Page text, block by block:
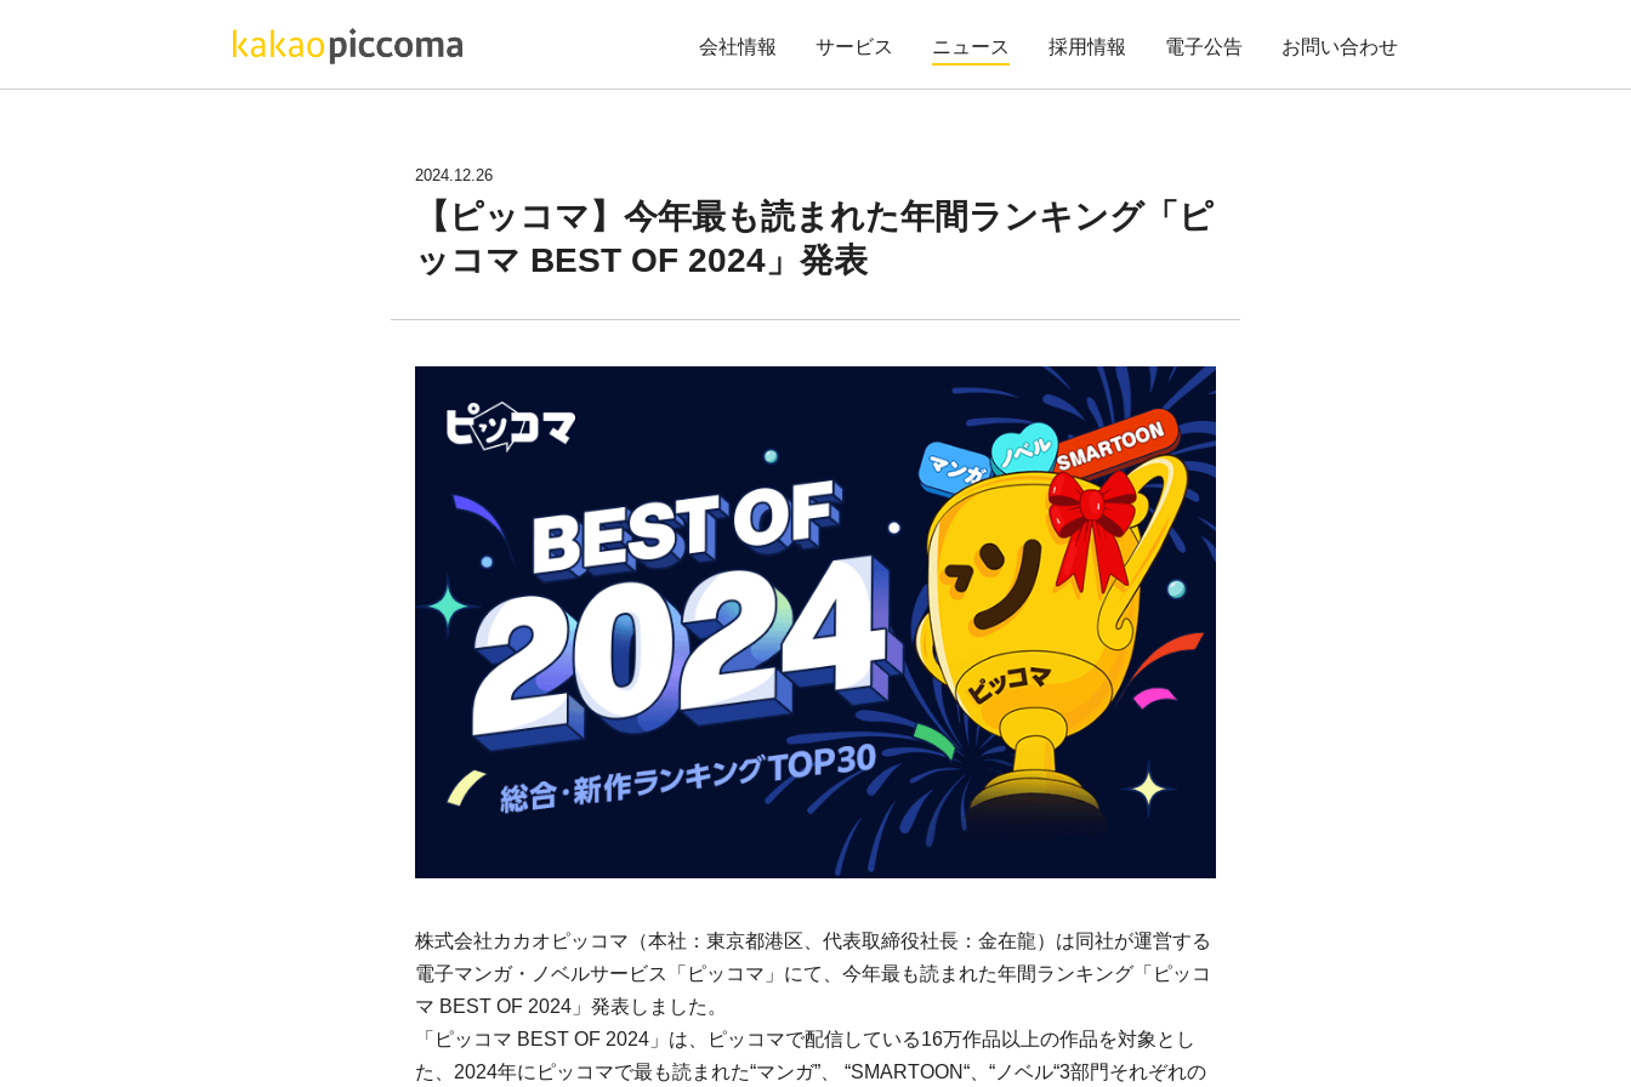
会社情報 サービス ニュース 採用情報 電子公告 お問い合わせ
2024.12.26
【ピッコマ】今年最も読まれた年間ランキング「ピ
ッコマ BEST OF 2024」発表
株式会社カカオピッコマ（本社：東京都港区、代表取締役社⻑：金在龍）は同社が運営する
電子マンガ・ノベルサービス「ピッコマ」にて、今年最も読まれた年間ランキング「ピッコ
マ BEST OF 2024」発表しました。
「ピッコマ BEST OF 2024」は、ピッコマで配信している16万作品以上の作品を対象とし
た、2024年にピッコマで最も読まれた“マンガ”、 “SMARTOON“、“ノベル“3部門それぞれの